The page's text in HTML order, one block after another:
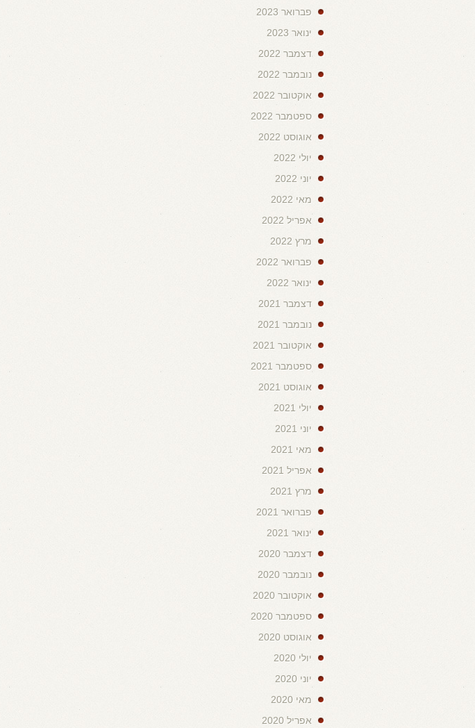
פברואר 2023
ינואר 2023
דצמבר 2022
נובמבר 2022
אוקטובר 2022
ספטמבר 2022
אוגוסט 2022
יולי 2022
יוני 2022
מאי 2022
אפריל 2022
מרץ 2022
פברואר 2022
ינואר 2022
דצמבר 2021
נובמבר 2021
אוקטובר 2021
ספטמבר 2021
אוגוסט 2021
יולי 2021
יוני 2021
מאי 2021
אפריל 2021
מרץ 2021
פברואר 2021
ינואר 2021
דצמבר 2020
נובמבר 2020
אוקטובר 2020
ספטמבר 2020
אוגוסט 2020
יולי 2020
יוני 2020
מאי 2020
אפריל 2020